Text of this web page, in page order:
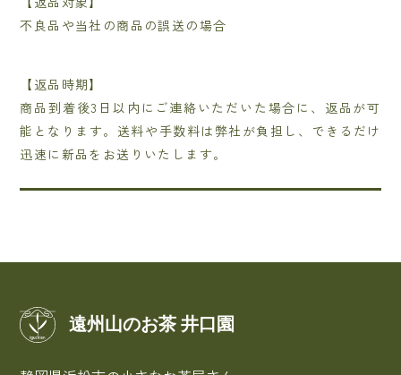
不良品や当社の商品の誤送の場合
【返品時期】
商品到着後3日以内にご連絡いただいた場合に、返品が可
能となります。送料や手数料は弊社が負担し、できるだけ
迅速に新品をお送りいたします。
遠州山のお茶 井口園